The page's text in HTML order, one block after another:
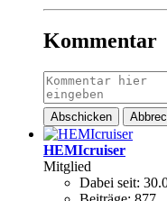
Kommentar
Abschicken
HEMIcruiser
Mitglied
Dabei seit: